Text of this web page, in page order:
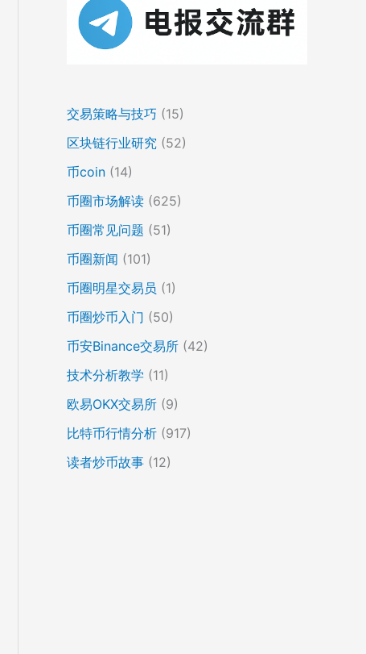
交易策略与技巧 (15)
区块链行业研究 (52)
币coin (14)
币圈市场解读 (625)
币圈常见问题 (51)
币圈新闻 (101)
币圈明星交易员 (1)
币圈炒币入门 (50)
币安Binance交易所 (42)
技术分析教学 (11)
欧易OKX交易所 (9)
比特币行情分析 (917)
读者炒币故事 (12)